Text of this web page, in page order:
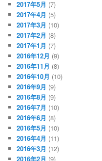
2017年5月 (7)
2017年4月 (5)
2017年3月 (10)
2017年2月 (8)
2017年1月 (7)
2016年12月 (9)
2016年11月 (8)
2016年10月 (10)
2016年9月 (9)
2016年8月 (9)
2016年7月 (10)
2016年6月 (8)
2016年5月 (10)
2016年4月 (11)
2016年3月 (12)
2016年2月 (9)